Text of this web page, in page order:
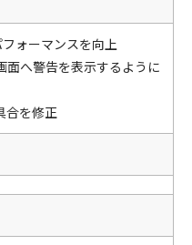
ォーマンスを向上
面へ警告を表示するように
合を修正